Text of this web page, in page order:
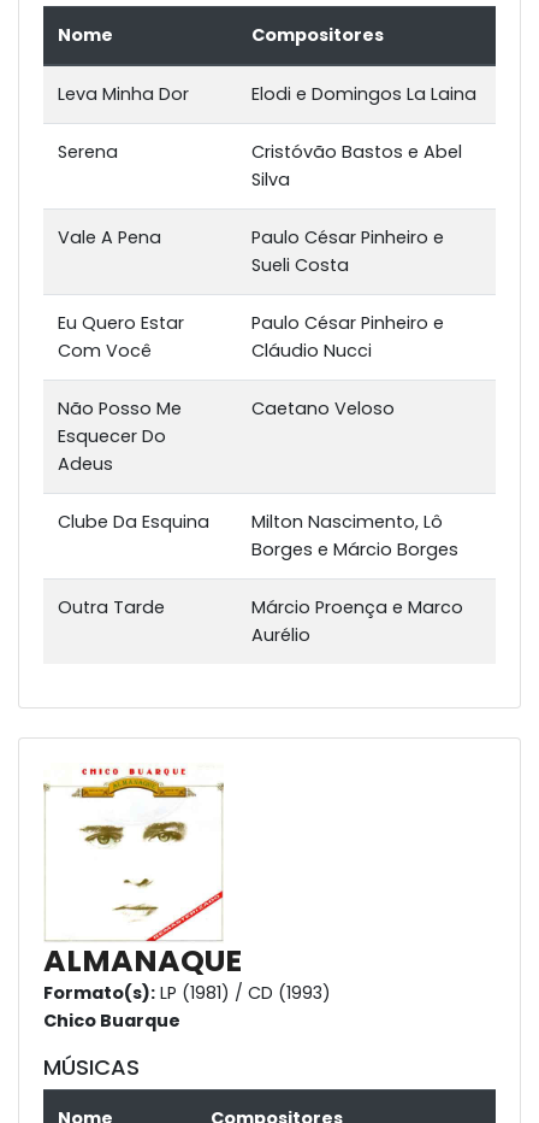
Nome Compositores
Leva Minha Dor Elodi e Domingos La Laina
Serena
Cristóvão Bastos e Abel
Silva
Vale A Pena
Paulo César Pinheiro e
Sueli Costa
Eu Quero Estar
Com Você
Paulo César Pinheiro e
Cláudio Nucci
Não Posso Me
Esquecer Do
Adeus
Caetano Veloso
Clube Da Esquina
Milton Nascimento, Lô
Borges e Márcio Borges
Outra Tarde
Márcio Proença e Marco
Aurélio
ALMANAQUE
Formato(s): LP (1981) / CD (1993)
Chico Buarque
MÚSICAS
Nome Compositores